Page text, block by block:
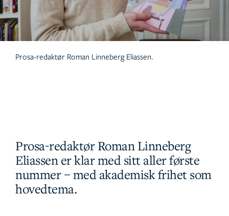
Prosa-redaktør Roman Linneberg Eliassen.
Prosa-redaktør Roman Linneberg
Eliassen er klar med sitt aller første
nummer – med akademisk frihet som
hovedtema.